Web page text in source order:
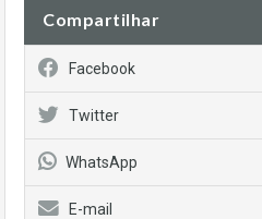
Compartilhar
Facebook
Twitter
WhatsApp
E-mail